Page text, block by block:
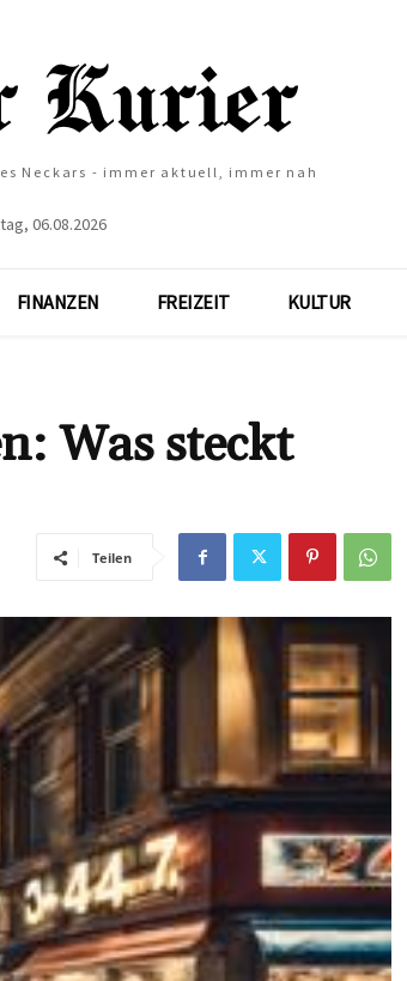
Neckars - immer aktuell, immer nah
06.08.2026
FINANZEN FREIZEIT KULTUR
Was steckt
Teilen